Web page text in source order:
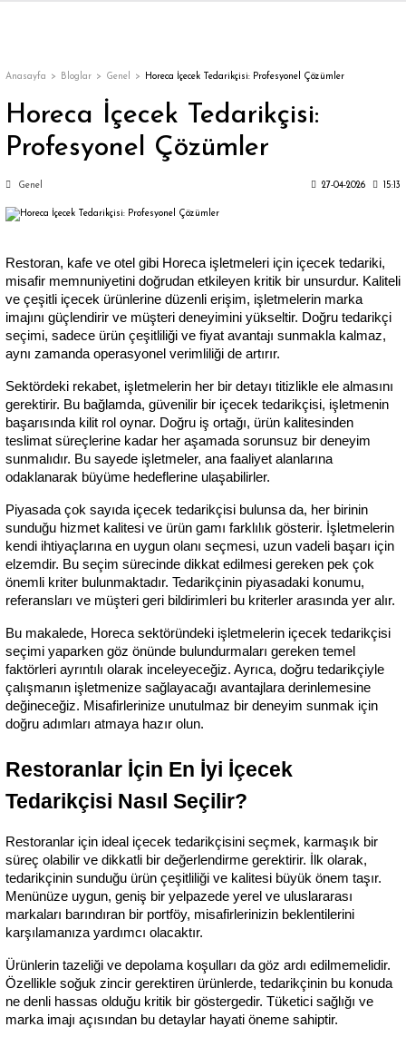
Anasayfa Bloglar Genel Horeca İçecek Tedarikçisi: Profesyonel Çözümler
Horeca İçecek Tedarikçisi:
Profesyonel Çözümler
Genel 27-04-2026 15:13
Restoran, kafe ve otel gibi Horeca işletmeleri için içecek tedariki,
misafir memnuniyetini doğrudan etkileyen kritik bir unsurdur. Kaliteli
ve çeşitli içecek ürünlerine düzenli erişim, işletmelerin marka
imajını güçlendirir ve müşteri deneyimini yükseltir. Doğru tedarikçi
seçimi, sadece ürün çeşitliliği ve fiyat avantajı sunmakla kalmaz,
aynı zamanda operasyonel verimliliği de artırır.
Sektördeki rekabet, işletmelerin her bir detayı titizlikle ele almasını
gerektirir. Bu bağlamda, güvenilir bir içecek tedarikçisi, işletmenin
başarısında kilit rol oynar. Doğru iş ortağı, ürün kalitesinden
teslimat süreçlerine kadar her aşamada sorunsuz bir deneyim
sunmalıdır. Bu sayede işletmeler, ana faaliyet alanlarına
odaklanarak büyüme hedeflerine ulaşabilirler.
Piyasada çok sayıda içecek tedarikçisi bulunsa da, her birinin
sunduğu hizmet kalitesi ve ürün gamı farklılık gösterir. İşletmelerin
kendi ihtiyaçlarına en uygun olanı seçmesi, uzun vadeli başarı için
elzemdir. Bu seçim sürecinde dikkat edilmesi gereken pek çok
önemli kriter bulunmaktadır. Tedarikçinin piyasadaki konumu,
referansları ve müşteri geri bildirimleri bu kriterler arasında yer alır.
Bu makalede, Horeca sektöründeki işletmelerin içecek tedarikçisi
seçimi yaparken göz önünde bulundurmaları gereken temel
faktörleri ayrıntılı olarak inceleyeceğiz. Ayrıca, doğru tedarikçiyle
çalışmanın işletmenize sağlayacağı avantajlara derinlemesine
değineceğiz. Misafirlerinize unutulmaz bir deneyim sunmak için
doğru adımları atmaya hazır olun.
Restoranlar İçin En İyi İçecek
Tedarikçisi Nasıl Seçilir?
Restoranlar için ideal içecek tedarikçisini seçmek, karmaşık bir
süreç olabilir ve dikkatli bir değerlendirme gerektirir. İlk olarak,
tedarikçinin sunduğu ürün çeşitliliği ve kalitesi büyük önem taşır.
Menünüze uygun, geniş bir yelpazede yerel ve uluslararası
markaları barındıran bir portföy, misafirlerinizin beklentilerini
karşılamanıza yardımcı olacaktır.
Ürünlerin tazeliği ve depolama koşulları da göz ardı edilmemelidir.
Özellikle soğuk zincir gerektiren ürünlerde, tedarikçinin bu konuda
ne denli hassas olduğu kritik bir göstergedir. Tüketici sağlığı ve
marka imajı açısından bu detaylar hayati öneme sahiptir.